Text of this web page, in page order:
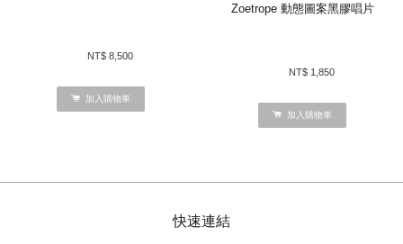
NT$ 8,500
加入購物車
Zoetrope 動態圖案黑膠唱片
NT$ 1,850
加入購物車
快速連結